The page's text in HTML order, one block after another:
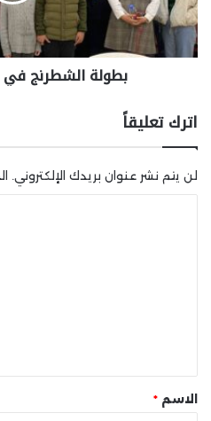
بطولة الشطرنج في
اترك تعليقاً
لن يتم نشر عنوان بريدك الإلكتروني.
* الاسم *